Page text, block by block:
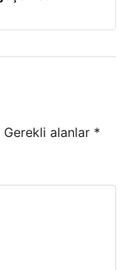
Gerekli alanlar *